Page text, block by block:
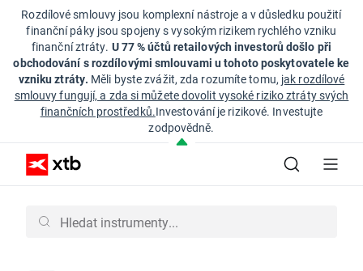
Rozdílové smlouvy jsou komplexní nástroje a v důsledku použití
finanční páky jsou spojeny s vysokým rizikem rychlého vzniku
finanční ztráty. U 77 % účtů retailových investorů došlo při
obchodování s rozdílovými smlouvami u tohoto poskytovatele ke
vzniku ztráty. Měli byste zvážit, zda rozumíte tomu, jak rozdílové
smlouvy fungují, a zda si můžete dovolit vysoké riziko ztráty svých
finančních prostředků.Investování je rizikové. Investujte
zodpovědně.